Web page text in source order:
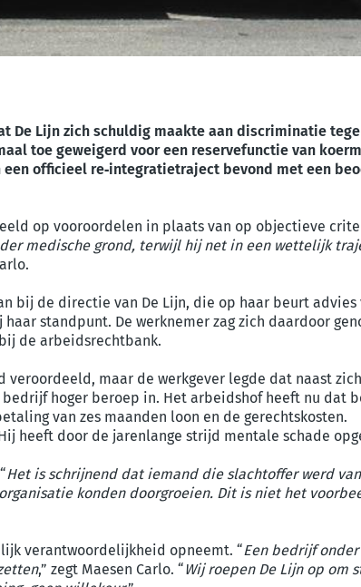
De Lijn zich schuldig maakte aan discriminatie
toe geweigerd voor een reservefunctie van
officieel re‑integratietraject bevond met een
op vooroordelen in plaats van op objectieve
medische grond, terwijl hij net in een wettelijk
bij de directie van De Lijn, die op haar beurt
standpunt. De werknemer zag zich daardoor
de arbeidsrechtbank.
veroordeeld, maar de werkgever legde dat naast
hoger beroep in. Het arbeidshof heeft nu dat
van zes maanden loon en de gerechtskosten.
heeft door de jarenlange strijd mentale schade
Het is schrijnend dat iemand die slachtoffer werd
konden doorgroeien. Dit is niet het
verantwoordelijkheid opneemt. “Een bedrijf
,” zegt Maesen Carlo. “Wij roepen De Lijn op om